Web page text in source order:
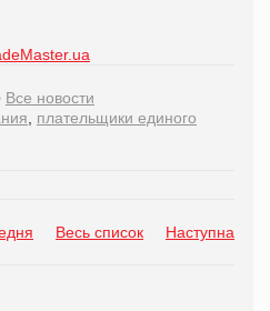
Все новости
плательщики единого
Весь список Наступна